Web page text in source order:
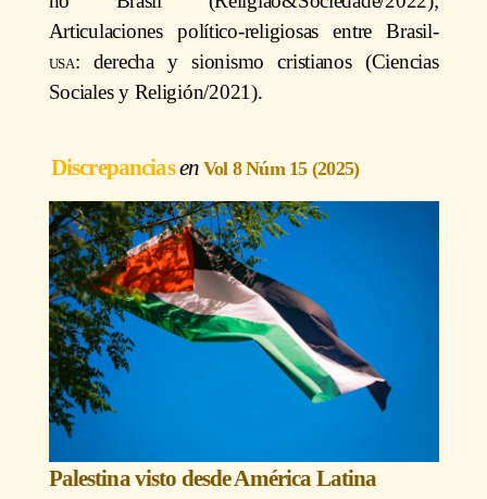
Articulaciones político-religiosas entre Brasil-
usa: derecha y sionismo cristianos (Ciencias
Sociales y Religión/2021).
Discrepancias Vol 8 Núm 15 (2025)
Palestina visto desde América Latina